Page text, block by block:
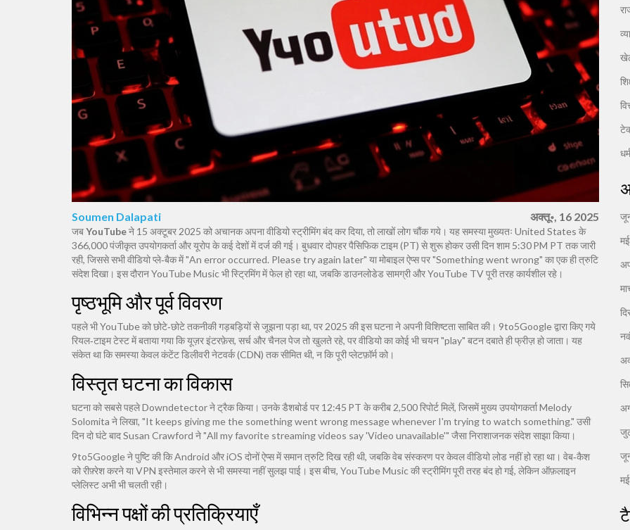
Soumen Dalapati अक्तू॰, 16 2025
जबYouTubeने 15 अक्टूबर 2025 को अचानक अपना वीडियो स्ट्रीमिंग बंद कर दिया, तो लाखों लोग चौंक गये। यह समस्या मुख्यतः United States के
366,000 पंजीकृत उपयोगकर्ता और यूरोप के कई देशों में दर्ज की गई। बुधवार दोपहर पैसिफिक टाइम (PT) से शुरू होकर उसी दिन शाम 5:30 PM PT तक जारी
रही, जिससे सभी वीडियो प्ले‑बैक में "An error occurred. Please try again later" या मोबाइल ऐप्स पर "Something went wrong" का एक ही त्रुटि
संदेश दिखा। इस दौरान YouTube Music भी स्ट्रिमिंग में फेल हो रहा था, जबकि डाउनलोडेड सामग्री और YouTube TV पूरी तरह कार्यशील रहे।
पृष्ठभूमि और पूर्व विवरण
पहले भीYouTubeको छोटे‑छोटे तकनीकी गड़बड़ियों से जूझना पड़ा था, पर 2025 की इस घटना ने अपनी विशिष्टता साबित की। 9to5Google द्वारा किए गये
रियल‑टाइम टेस्ट में बताया गया कि यूज़र इंटरफ़ेस, सर्च और चैनल पेज तो खुलते रहे, पर वीडियो का कोई भी चयन "play" बटन दबाते ही फ्रीज़ हो जाता। यह
संकेत था कि समस्या केवल कंटेंट डिलीवरी नेटवर्क (CDN) तक सीमित थी, न कि पूरी प्लेटफ़ॉर्म को।
विस्तृत घटना का विकास
घटना को सबसे पहलेDowndetectorने ट्रैक किया। उनके डैशबोर्ड पर 12:45 PT के करीब 2,500 रिपोर्ट मिलें, जिसमें मुख्य उपयोगकर्ताMelody
Solomita ने लिखा, "It keeps giving me the something went wrong message whenever I'm trying to watch something." उसी
दिन दो घंटे बादSusan Crawford ने "All my favorite streaming videos say 'Video unavailable'" जैसा निराशाजनक संदेश साझा किया।
9to5Google ने पुष्टि की कि Android और iOS दोनों ऐप्स में समान त्रुटि दिख रही थी, जबकि वेब संस्करण पर केवल वीडियो लोड नहीं हो रहा था। वेब‑कैश
को रीफ़्रेश करने या VPN इस्तेमाल करने से भी समस्या नहीं सुलझ पाई। इस बीच, YouTube Musicकी स्ट्रीमिंग पूरी तरह बंद हो गई, लेकिन ऑफ़लाइन
प्लेलिस्ट अभी भी चलती रही।
विभिन्न पक्षों की प्रतिक्रियाएँ